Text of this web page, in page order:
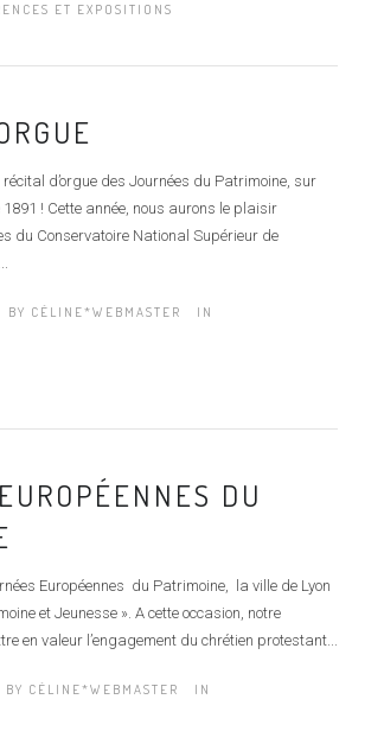
ET EXPOSITIONS
d’orgue des Journées du Patrimoine, sur
1891 ! Cette année, nous aurons le plaisir
du Conservatoire National Supérieur de
BY CÉLINE*WEBMASTER IN
DU
Européennes du Patrimoine, la ville de Lyon
et Jeunesse ». A cette occasion, notre
en valeur l’engagement du chrétien protestant...
BY CÉLINE*WEBMASTER IN